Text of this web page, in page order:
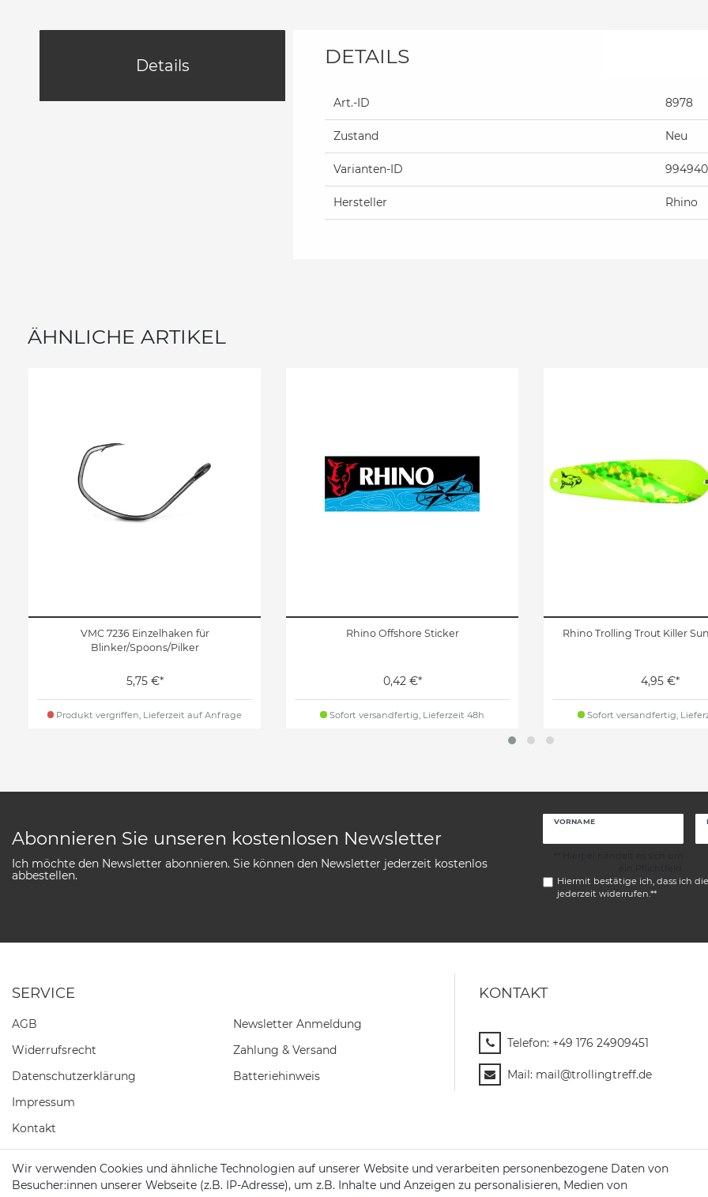
Details DETAILS
Art.-ID 8978
Zustand Neu
Varianten-ID
Hersteller Rhino
ÄHNLICHE ARTIKEL
VMC 7236 Einzelhaken für
Blinker/Spoons/Pilker
5,75 €*
Produkt vergriffen, Lieferzeit auf Anfrage
Rhino Offshore Sticker
0,42 €*
Sofort versandfertig, Lieferzeit 48h
Rhino Trolling Trout Killer
4,95 €*
Sofort versandfertig,
Abonnieren Sie unseren kostenlosen Newsletter
Ich möchte den Newsletter abonnieren. Sie können den Newsletter jederzeit kostenlos
abbestellen.
VORNAME
Hiermit bestätige ich, dass ich die
jederzeit widerrufen.**
SERVICE
AGB
Widerrufs­recht
Daten­schutz­erklärung
Impressum
Kontakt
Barrierefreiheitserklärung
Vertrag widerrufen
Newsletter Anmeldung
Zahlung & Versand
Batteriehinweis
KONTAKT
Telefon: +49 176 24909451
Mail: mail@trollingtreff.de
Wir verwenden Cookies und ähnliche Technologien auf unserer Website und verarbeiten personenbezogene Daten von
Besucher:innen unserer Webseite (z.B. IP-Adresse), um z.B. Inhalte und Anzeigen zu personalisieren, Medien von